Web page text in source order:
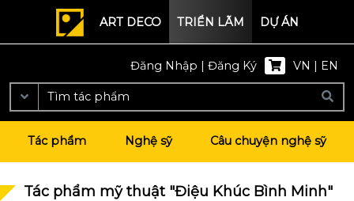
ART DECO TRIỂN LÃM DỰ ÁN
Đăng Nhập | Đăng Ký VN | EN
Tác phẩm Nghệ sỹ Câu chuyện nghệ sỹ
Tác phẩm mỹ thuật "Điệu Khúc Bình Minh"